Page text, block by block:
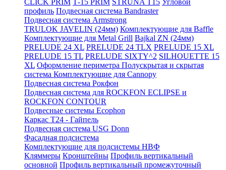
CLICK PRIM Т-15 PRIM STRUNA Т15 Угловой
профиль Подвесная система Bandraster
Подвесная система Armstrong
TRULOK JAVELIN (24мм) Комплектующие для Baffle
Комплектующие для Metal Grill Bajkal ZN (24мм)
PRELUDE 24 XL PRELUDE 24 TLX PRELUDE 15 XL
PRELUDE 15 TL PRELUDE SIXTY^2 SILHOUETTE 15
XL Оформление периметра Полускрытая и скрытая
система Комплектующие для Cannopy
Подвесная система Рокфон
Подвесная система для ROCKFON ECLIPSE и
ROCKFON CONTOUR
Подвесные системы Ecophon
Каркас Т24 - Гайпель
Подвесная система USG Donn
Фасадная подсистема
Комплектующие для подсистемы НВФ
Кляммеры Кронштейны Профиль вертикальный
основной Профиль вертикальный промежуточный